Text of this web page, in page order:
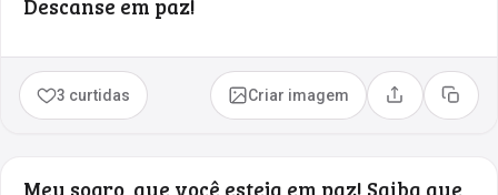
Descanse em paz!
3 curtidas Criar imagem Compartilhar
Copiar
Meu sogro, que você esteja em paz! Saiba que